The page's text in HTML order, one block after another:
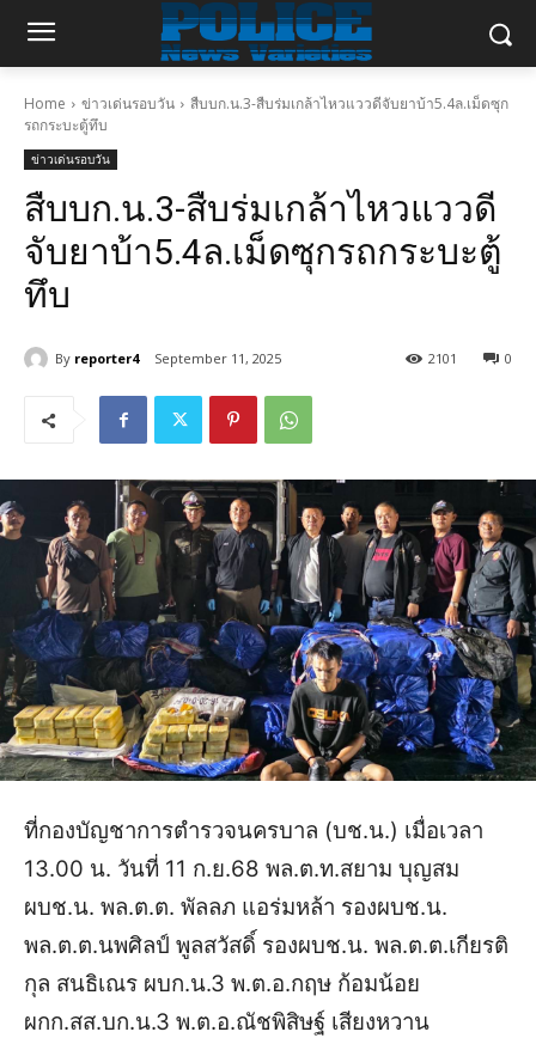
Home ข่าวเด่นรอบวัน
สืบบก.น.3-สืบร่มเกล้าไหวแววดีจับยาบ้า5.4ล.เม็ดซุก
รถกระบะตู้ทึบ
ข่าวเด่นรอบวัน
สืบบก.น.3-สืบร่มเกล้าไหวแววดี
จับยาบ้า5.4ล.เม็ดซุกรถกระบะตู้
ทึบ
By reporter4 September 11, 2025 0
2101
ที่กองบัญชาการตำรวจนครบาล (บช.น.) เมื่อเวลา
13.00 น. วันที่ 11 ก.ย.68 พล.ต.ท.สยาม บุญสม
ผบช.น. พล.ต.ต. พัลลภ แอร่มหล้า รองผบช.น.
พล.ต.ต.นพศิลป์ พูลสวัสดิ์ รองผบช.น. พล.ต.ต.เกียรติ
กุล สนธิเณร ผบก.น.3 พ.ต.อ.กฤษ ก้อมน้อย
ผกก.สส.บก.น.3 พ.ต.อ.ณัชพิสิษฐ์ เสียงหวาน